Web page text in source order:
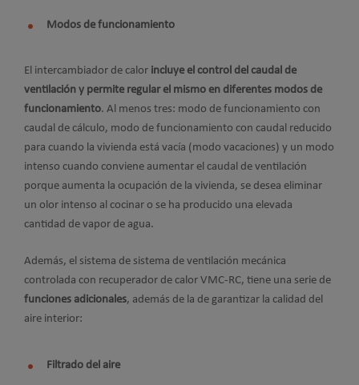
Modos de funcionamiento
El intercambiador de calor incluye el control del caudal de
ventilación y permite regular el mismo en diferentes modos de
funcionamiento. Al menos tres: modo de funcionamiento con
caudal de cálculo, modo de funcionamiento con caudal reducido
para cuando la vivienda está vacía (modo vacaciones) y un modo
intenso cuando conviene aumentar el caudal de ventilación
porque aumenta la ocupación de la vivienda, se desea eliminar
un olor intenso al cocinar o se ha producido una elevada
cantidad de vapor de agua.
Además, el sistema de sistema de ventilación mecánica
controlada con recuperador de calor VMC-RC, tiene una serie de
funciones adicionales, además de la de garantizar la calidad del
aire interior:
Filtrado del aire